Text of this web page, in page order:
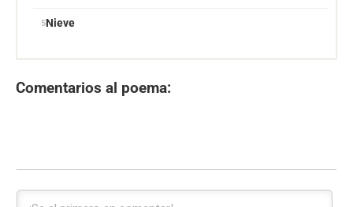
Nieve
Comentarios al poema: